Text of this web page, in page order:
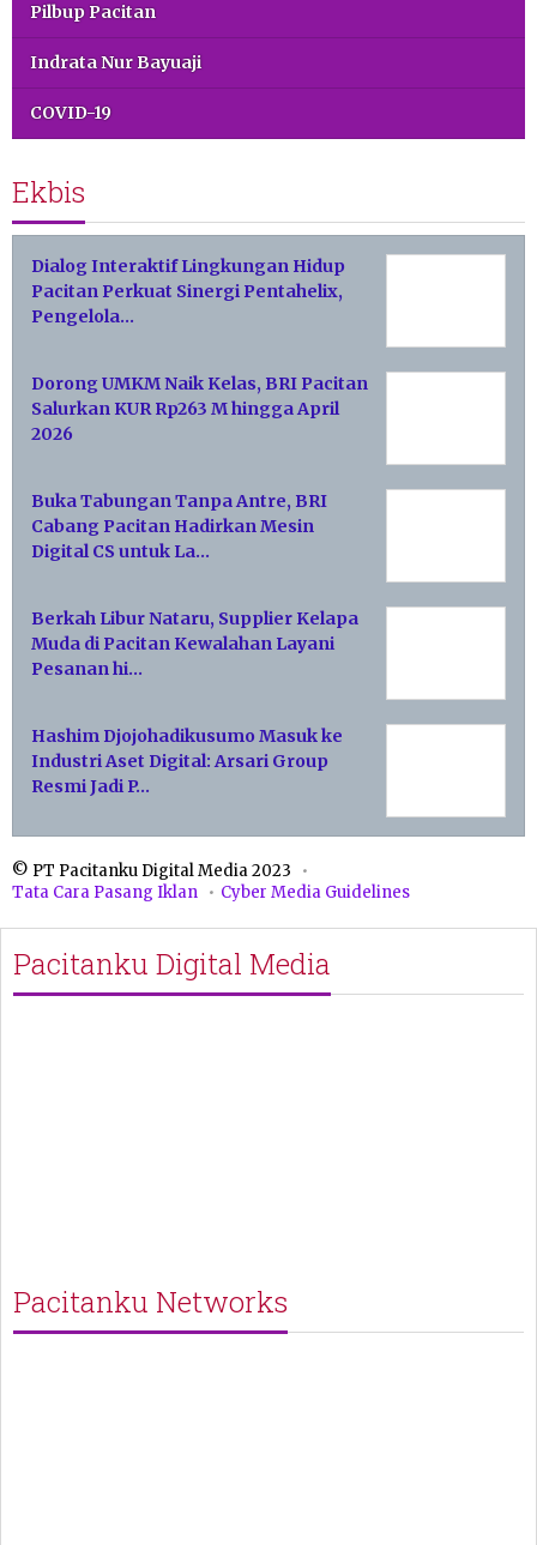
Pilbup Pacitan
Indrata Nur Bayuaji
COVID-19
Ekbis
Dialog Interaktif Lingkungan Hidup
Pacitan Perkuat Sinergi Pentahelix,
Pengelola…
Dorong UMKM Naik Kelas, BRI Pacitan
Salurkan KUR Rp263 M hingga April
2026
Buka Tabungan Tanpa Antre, BRI
Cabang Pacitan Hadirkan Mesin
Digital CS untuk La…
Berkah Libur Nataru, Supplier Kelapa
Muda di Pacitan Kewalahan Layani
Pesanan hi…
Hashim Djojohadikusumo Masuk ke
Industri Aset Digital: Arsari Group
Resmi Jadi P…
© PT Pacitanku Digital Media 2023
Tata Cara Pasang Iklan
Cyber Media Guidelines
Pacitanku Digital Media
Pacitanku Networks